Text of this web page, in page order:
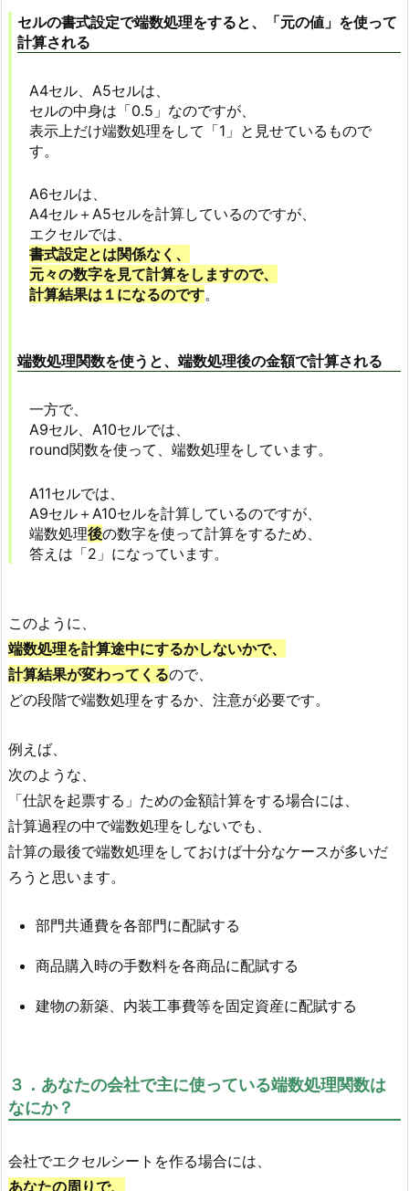
セルの書式設定で端数処理をすると、「元の値」を使って
計算される
A4セル、A5セルは、
セルの中身は「0.5」なのですが、
表示上だけ端数処理をして「1」と見せているもので
す。
A6セルは、
A4セル＋A5セルを計算しているのですが、
エクセルでは、
書式設定とは関係なく、
元々の数字を見て計算をしますので、
計算結果は１になるのです。
端数処理関数を使うと、端数処理後の金額で計算される
一方で、
A9セル、A10セルでは、
round関数を使って、端数処理をしています。
A11セルでは、
A9セル＋A10セルを計算しているのですが、
端数処理後の数字を使って計算をするため、
答えは「2」になっています。
このように、
端数処理を計算途中にするかしないかで、
計算結果が変わってくるので、
どの段階で端数処理をするか、注意が必要です。
例えば、
次のような、
「仕訳を起票する」ための金額計算をする場合には、
計算過程の中で端数処理をしないでも、
計算の最後で端数処理をしておけば十分なケースが多いだ
ろうと思います。
部門共通費を各部門に配賦する
商品購入時の手数料を各商品に配賦する
建物の新築、内装工事費等を固定資産に配賦する
３．あなたの会社で主に使っている端数処理関数は
なにか？
会社でエクセルシートを作る場合には、
あなたの周りで、